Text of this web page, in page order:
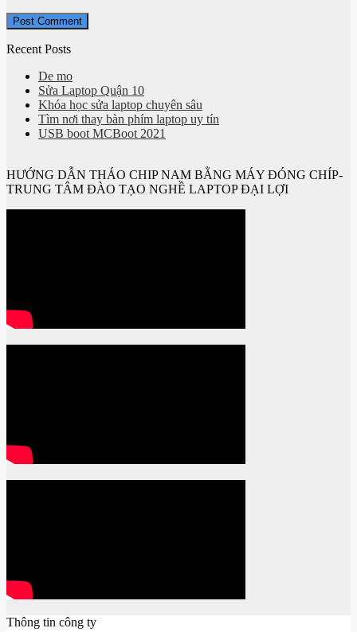
Recent Posts
De mo
Sửa Laptop Quận 10
Khóa học sửa laptop chuyên sâu
Tìm nơi thay bàn phím laptop uy tín
USB boot MCBoot 2021
HƯỚNG DẪN THÁO CHIP NAM BẰNG MÁY ĐÓNG CHÍP-
TRUNG TÂM ĐÀO TẠO NGHỀ LAPTOP ĐẠI LỢI
Thông tin công ty